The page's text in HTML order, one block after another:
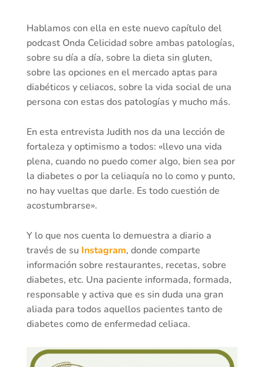
Hablamos con ella en este nuevo capítulo del
podcast Onda Celicidad sobre ambas patologías,
sobre su día a día, sobre la dieta sin gluten,
sobre las opciones en el mercado aptas para
diabéticos y celiacos, sobre la vida social de una
persona con estas dos patologías y mucho más.
En esta entrevista Judith nos da una lección de
fortaleza y optimismo a todos: «llevo una vida
plena, cuando no puedo comer algo, bien sea por
la diabetes o por la celiaquía no lo como y punto,
no hay vueltas que darle. Es todo cuestión de
acostumbrarse».
Y lo que nos cuenta lo demuestra a diario a
través de su Instagram, donde comparte
información sobre restaurantes, recetas, sobre
diabetes, etc. Una paciente informada, formada,
responsable y activa que es sin duda una gran
aliada para todos aquellos pacientes tanto de
diabetes como de enfermedad celiaca.